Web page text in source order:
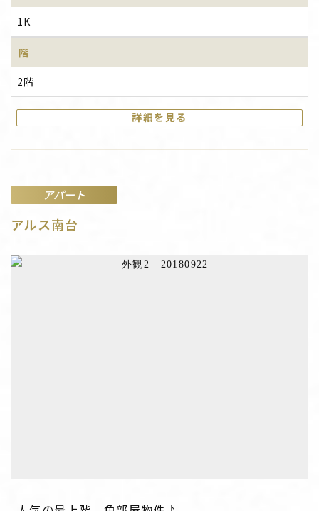
1K
階
2階
詳細を見る
アパート
アルス南台